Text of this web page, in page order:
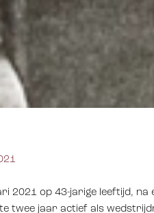
2021 op 43-jarige leeftijd,
twee jaar actief als